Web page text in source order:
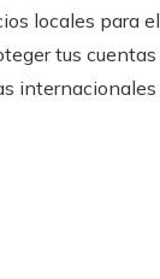
locales para
tus